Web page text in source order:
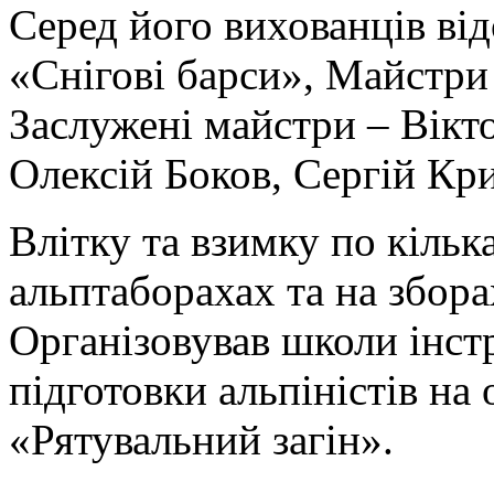
Серед його вихованців
«Снігові барси»,
Заслужені майстри –
Олексій Боков, Сергій
Влітку та взимку по
альптаборахах та на
Організовував школи
підготовки альпіністів
«Рятувальний загін».